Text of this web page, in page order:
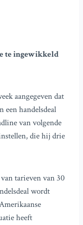
te ingewikkeld
aangegeven dat
een handelsdeal
van volgende
die hij drie
tarieven van 30
wordt
heeft